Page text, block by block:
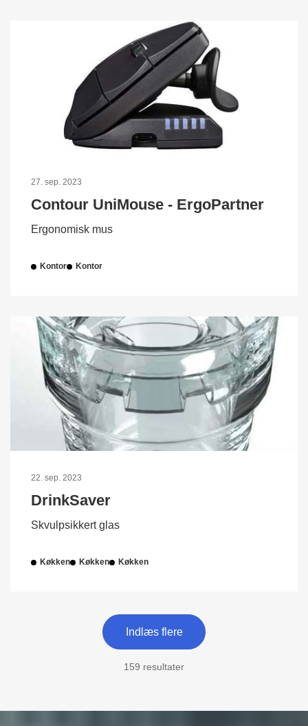
27. sep. 2023
Contour UniMouse - ErgoPartner
Ergonomisk mus
Kontor Kontor
22. sep. 2023
DrinkSaver
Skvulpsikkert glas
Køkken Køkken Køkken
Indlæs flere
159 resultater